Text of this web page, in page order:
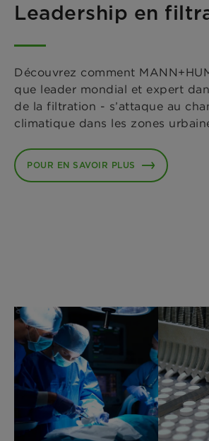
Leadership en
Découvrez comment
que leader mondial et expert
de la filtration - s’attaque au
climatique dans les zones
POUR EN SAVOIR PLUS